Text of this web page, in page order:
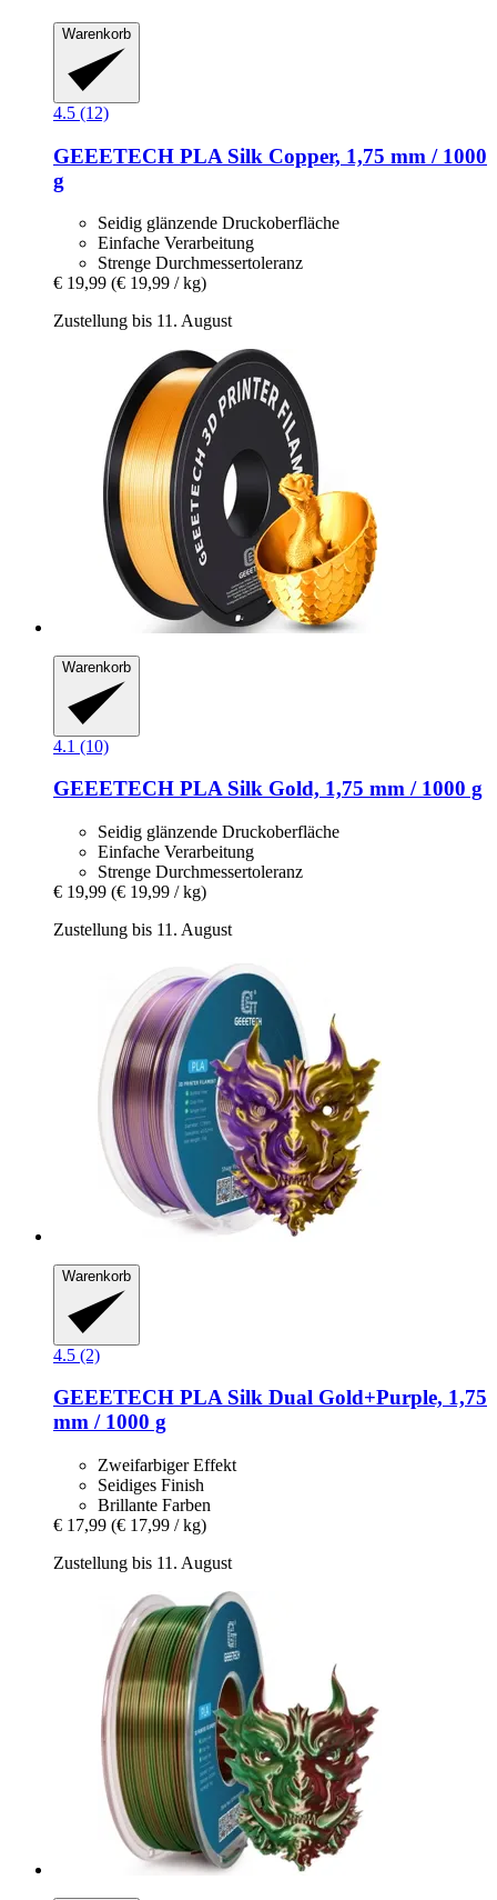
Warenkorb
4.5 (12)
GEEETECH PLA Silk Copper, 1,75 mm / 1000
g
Seidig glänzende Druckoberfläche
Einfache Verarbeitung
Strenge Durchmessertoleranz
€ 19,99 (€ 19,99 / kg)
Zustellung bis 11. August
Warenkorb
4.1 (10)
GEEETECH PLA Silk Gold, 1,75 mm / 1000 g
Seidig glänzende Druckoberfläche
Einfache Verarbeitung
Strenge Durchmessertoleranz
€ 19,99 (€ 19,99 / kg)
Zustellung bis 11. August
Warenkorb
4.5 (2)
GEEETECH PLA Silk Dual Gold+Purple, 1,75
mm / 1000 g
Zweifarbiger Effekt
Seidiges Finish
Brillante Farben
€ 17,99 (€ 17,99 / kg)
Zustellung bis 11. August